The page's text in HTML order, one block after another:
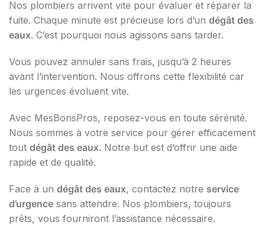
Nos plombiers arrivent vite pour évaluer et réparer la
fuite. Chaque minute est précieuse lors d’un dégât des
eaux. C’est pourquoi nous agissons sans tarder.
Vous pouvez annuler sans frais, jusqu’à 2 heures
avant l’intervention. Nous offrons cette flexibilité car
les urgences évoluent vite.
Avec MesBonsPros, reposez-vous en toute sérénité.
Nous sommes à votre service pour gérer efficacement
tout dégât des eaux. Notre but est d’offrir une aide
rapide et de qualité.
Face à un dégât des eaux, contactez notre service
d’urgence sans attendre. Nos plombiers, toujours
prêts, vous fourniront l’assistance nécessaire.